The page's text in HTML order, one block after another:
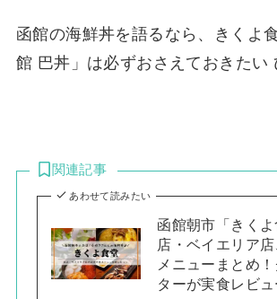
函館の海鮮丼を語るなら、きくよ
館 巴丼」は必ずおさえておきたい
関連記事
あわせて読みたい
函館朝市「きく
店・ベイエリア
メニューまとめ
ターが実食レビュ